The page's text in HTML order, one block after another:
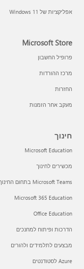
אפליקציות של Windows 11‏
Microsoft Store
פרופיל החשבון
מרכז ההורדות
החזרות
מעקב אחר הזמנות
חינוך
Microsoft Education
מכשירים לחינוך
Microsoft Teams בתחום החינוך
Microsoft 365 Education
Office Education
הדרכות ופיתוח למחנכים
מבצעים לתלמידים ולהורים
Azure לסטודנטים